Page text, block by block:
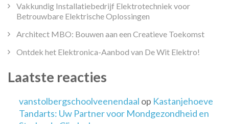
Vakkundig Installatiebedrijf Elektrotechniek voor
Betrouwbare Elektrische Oplossingen
Architect MBO: Bouwen aan een Creatieve Toekomst
Ontdek het Elektronica-Aanbod van De Wit Elektro!
Laatste reacties
vanstolbergschoolveenendaal op Kastanjehoeve
Tandarts: Uw Partner voor Mondgezondheid en